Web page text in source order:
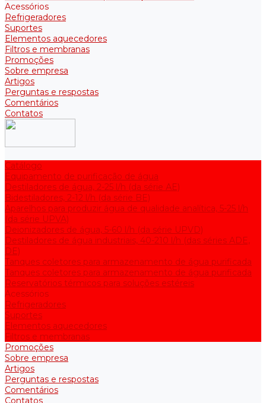
Acessórios
Refrigeradores
Suportes
Elementos aquecedores
Filtros e membranas
Promoções
Sobre empresa
Artigos
Perguntas e respostas
Comentários
Contatos
Catálogo
Equipamento de purificação de água
Destiladores de água, 2-25 l/h (da série АE)
Bidestiladores, 2-12 l/h (da série BE)
Aparelhos para produzir água de qualidade analítica, 5-25 l/h
(da série UPVA)
Deionizadores de água, 5-60 l/h (da série UPVD)
Destiladores de água industriais, 40-210 l/h (das séries ADE,
DE)
Tanques coletores para armazenamento de água purificada
Tanques coletores para armazenamento de água purificada
Reservatórios térmicos para soluções estéreis
Acessórios
Refrigeradores
Suportes
Elementos aquecedores
Filtros e membranas
Promoções
Sobre empresa
Artigos
Perguntas e respostas
Comentários
Contatos